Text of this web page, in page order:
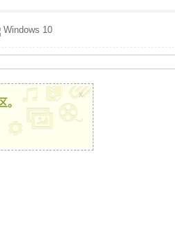
Windows 10
。
x